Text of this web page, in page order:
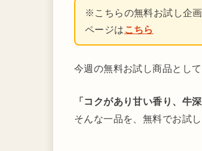
※こちらの無料お試し企
ページは こちら
今週の無料お試し商品とし
「コクがあり甘い香り、牛
そんな一品を、無料でお試